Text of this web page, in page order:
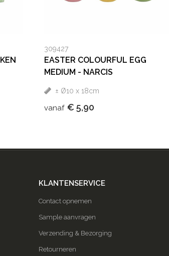
309427
EASTER COLOURFUL EGG
MEDIUM - NARCIS
± Ø10 x 18cm
vanaf € 5,90
KLANTENSERVICE
Contact opnemen
Sample aanvragen
Verzending & Bezorging
Retourneren